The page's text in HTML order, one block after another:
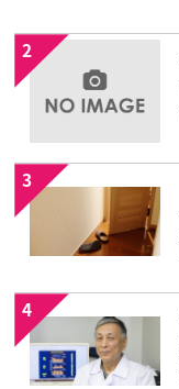
2
3
4